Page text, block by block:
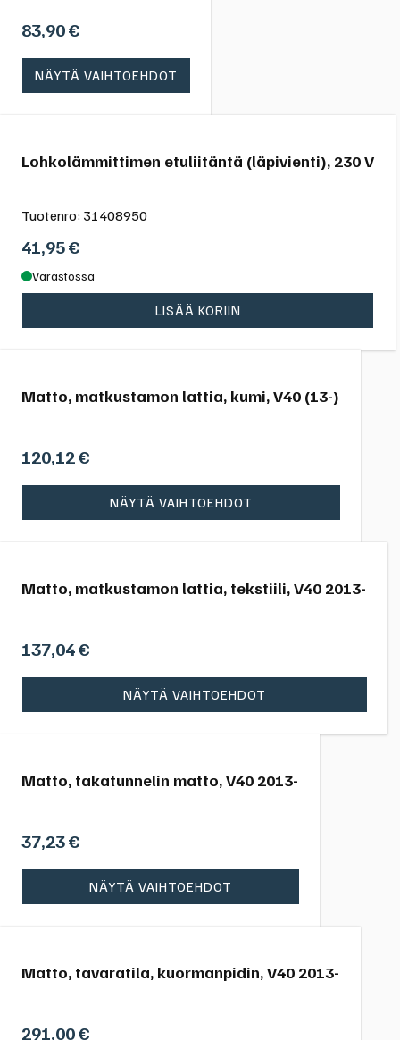
83,90€
NÄYTÄ VAIHTOEHDOT
Lohkolämmittimen etuliitäntä (läpivienti), 230 V
Tuotenro: 31408950
41,95€
Varastossa
LISÄÄ KORIIN
Matto, matkustamon lattia, kumi, V40 (13-)
120,12€
NÄYTÄ VAIHTOEHDOT
Matto, matkustamon lattia, tekstiili, V40 2013-
137,04€
NÄYTÄ VAIHTOEHDOT
Matto, takatunnelin matto, V40 2013-
37,23€
NÄYTÄ VAIHTOEHDOT
Matto, tavaratila, kuormanpidin, V40 2013-
291,00€